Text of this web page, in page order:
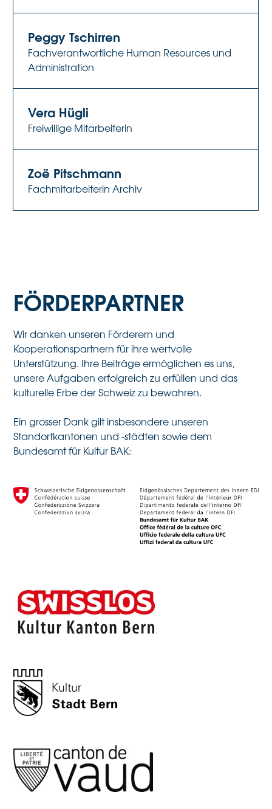
Peggy Tschirren
Fachverantwortliche Human Resources und
Administration
Vera Hügli
Freiwillige Mitarbeiterin
Zoë Pitschmann
Fachmitarbeiterin Archiv
FÖRDERPARTNER
Wir danken unseren Förderern und
Kooperationspartnern für ihre wertvolle
Unterstützung. Ihre Beiträge ermöglichen es uns,
unsere Aufgaben erfolgreich zu erfüllen und das
kulturelle Erbe der Schweiz zu bewahren.
Ein grosser Dank gilt insbesondere unseren
Standortkantonen und -städten sowie dem
Bundesamt für Kultur BAK: